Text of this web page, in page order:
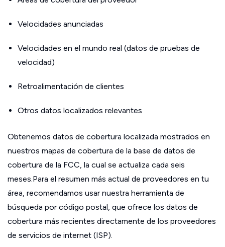
Velocidades anunciadas
Velocidades en el mundo real (datos de pruebas de
velocidad)
Retroalimentación de clientes
Otros datos localizados relevantes
Obtenemos datos de cobertura localizada mostrados en
nuestros mapas de cobertura de la base de datos de
cobertura de la FCC, la cual se actualiza cada seis
meses.Para el resumen más actual de proveedores en tu
área, recomendamos usar nuestra herramienta de
búsqueda por código postal, que ofrece los datos de
cobertura más recientes directamente de los proveedores
de servicios de internet (ISP).